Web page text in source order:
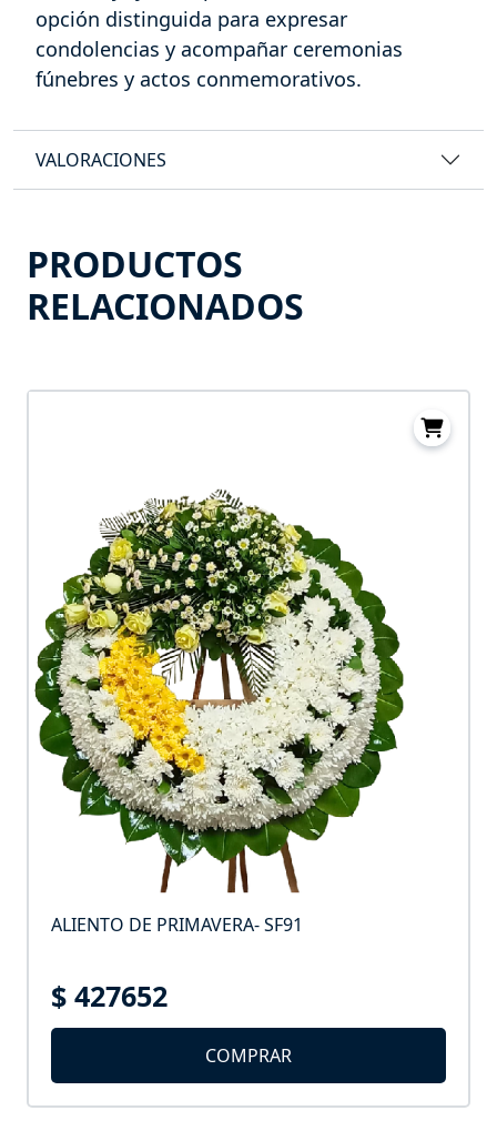
opción distinguida para expresar
condolencias y acompañar ceremonias
fúnebres y actos conmemorativos.
VALORACIONES
PRODUCTOS
RELACIONADOS
ALIENTO DE PRIMAVERA- SF91
$ 427652
COMPRAR